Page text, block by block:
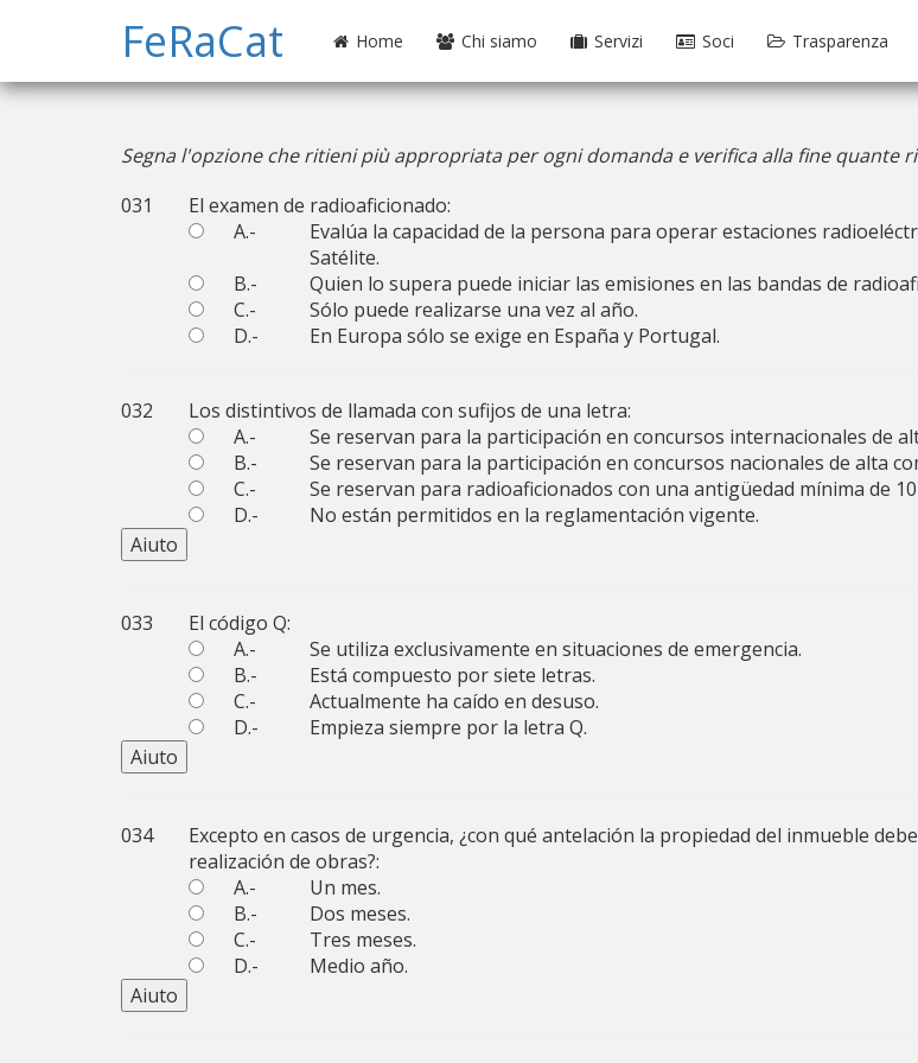
FeRaCat Home Chi siamo Servizi Soci Trasparenza
Segna l'opzione che ritieni più appropriata per ogni domanda e verifica alla fine quante
031
El examen de radioaficionado:
A.-
Evalúa la capacidad de la persona para operar estaciones
Satélite.
B.-
Quien lo supera puede iniciar las emisiones en las bandas de
C.-
Sólo puede realizarse una vez al año.
D.-
En Europa sólo se exige en España y Portugal.
032
Los distintivos de llamada con sufijos de una letra:
A.-
Se reservan para la participación en concursos internacionales de
B.-
Se reservan para la participación en concursos nacionales de alta
C.-
Se reservan para radioaficionados con una antigüedad mínima de
D.-
No están permitidos en la reglamentación vigente.
033
El código Q:
A.-
Se utiliza exclusivamente en situaciones de emergencia.
B.-
Está compuesto por siete letras.
C.-
Actualmente ha caído en desuso.
D.-
Empieza siempre por la letra Q.
034
Excepto en casos de urgencia, ¿con qué antelación la propiedad del inmueble
realización de obras?:
A.-
Un mes.
B.-
Dos meses.
C.-
Tres meses.
D.-
Medio año.